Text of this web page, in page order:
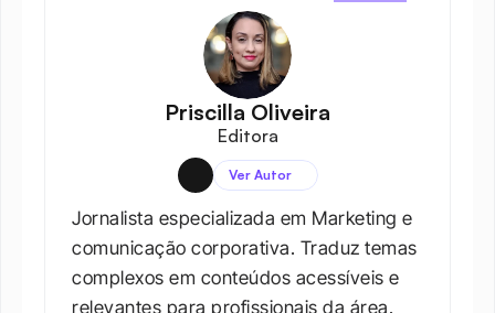
Priscilla Oliveira
Editora
Ver Autor
Jornalista especializada em Marketing e
comunicação corporativa. Traduz temas
complexos em conteúdos acessíveis e
relevantes para profissionais da área.​